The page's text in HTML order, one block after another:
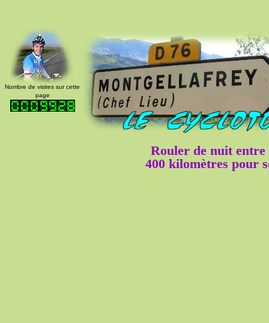
Nombre de visites sur cette
page
Rouler de nuit entre
400 kilomètres pour